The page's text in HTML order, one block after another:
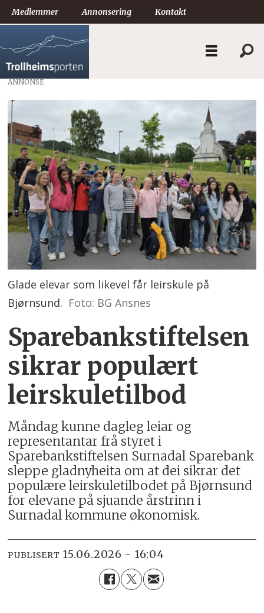
Medlemmer Annonsering Kontakt
ANNONSE
Glade elevar som likevel får leirskule på
Bjørnsund. Foto: BG Ansnes
Sparebankstiftelsen
sikrar populært
leirskuletilbod
Måndag kunne dagleg leiar og
representantar frå styret i
Sparebankstiftelsen Surnadal Sparebank
sleppe gladnyheita om at dei sikrar det
populære leirskuletilbodet på Bjørnsund
for elevane på sjuande årstrinn i
Surnadal kommune økonomisk.
PUBLISERT 15.06.2026 - 16:04